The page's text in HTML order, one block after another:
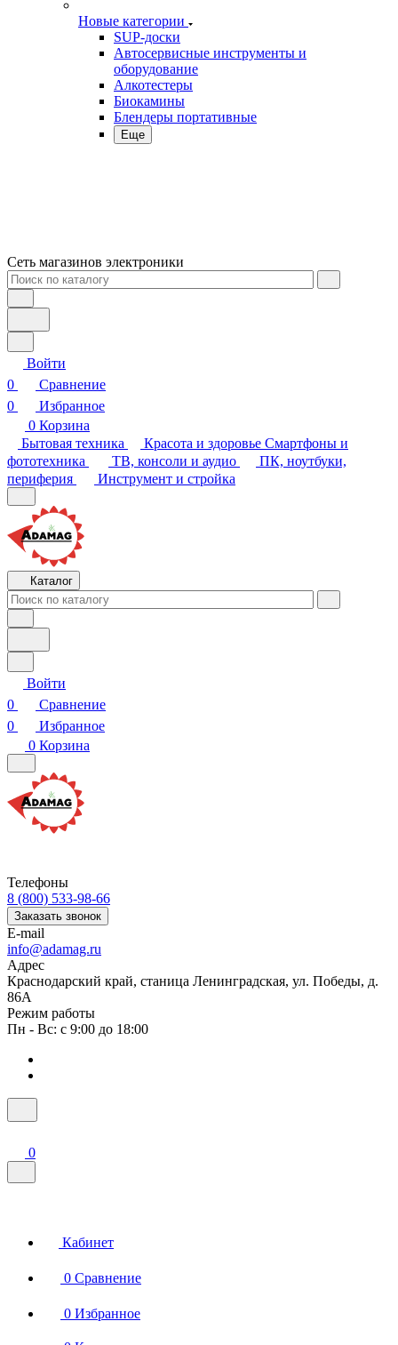
Новые категории
SUP-доски
Автосервисные инструменты и
оборудование
Алкотестеры
Биокамины
Блендеры портативные
Еще
Сеть магазинов электроники
Войти
0
Сравнение
0
Избранное
0 Корзина
Бытовая техника
Красота и здоровье Смартфоны и
фототехника
ТВ, консоли и аудио
ПК, ноутбуки,
периферия
Инструмент и стройка
Каталог
Войти
0
Сравнение
0
Избранное
0 Корзина
Телефоны
8 (800) 533-98-66
Заказать звонок
E-mail
info@adamag.ru
Адрес
Краснодарский край, станица Ленинградская, ул. Победы, д.
86А
Режим работы
Пн - Вс: с 9:00 до 18:00
0
Кабинет
0 Сравнение
0 Избранное